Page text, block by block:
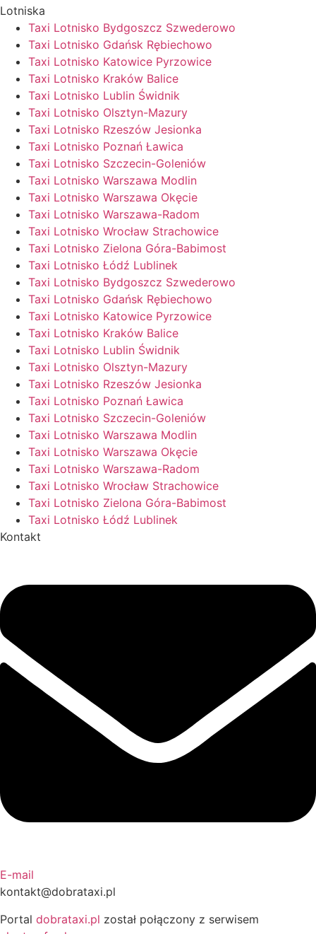
Lotniska
Taxi Lotnisko Bydgoszcz Szwederowo
Taxi Lotnisko Gdańsk Rębiechowo
Taxi Lotnisko Katowice Pyrzowice
Taxi Lotnisko Kraków Balice
Taxi Lotnisko Lublin Świdnik
Taxi Lotnisko Olsztyn-Mazury
Taxi Lotnisko Rzeszów Jesionka
Taxi Lotnisko Poznań Ławica
Taxi Lotnisko Szczecin-Goleniów
Taxi Lotnisko Warszawa Modlin
Taxi Lotnisko Warszawa Okęcie
Taxi Lotnisko Warszawa-Radom
Taxi Lotnisko Wrocław Strachowice
Taxi Lotnisko Zielona Góra-Babimost
Taxi Lotnisko Łódź Lublinek
Taxi Lotnisko Bydgoszcz Szwederowo
Taxi Lotnisko Gdańsk Rębiechowo
Taxi Lotnisko Katowice Pyrzowice
Taxi Lotnisko Kraków Balice
Taxi Lotnisko Lublin Świdnik
Taxi Lotnisko Olsztyn-Mazury
Taxi Lotnisko Rzeszów Jesionka
Taxi Lotnisko Poznań Ławica
Taxi Lotnisko Szczecin-Goleniów
Taxi Lotnisko Warszawa Modlin
Taxi Lotnisko Warszawa Okęcie
Taxi Lotnisko Warszawa-Radom
Taxi Lotnisko Wrocław Strachowice
Taxi Lotnisko Zielona Góra-Babimost
Taxi Lotnisko Łódź Lublinek
Kontakt
E-mail
kontakt@dobrataxi.pl
Portal dobrataxi.pl został połączony z serwisem